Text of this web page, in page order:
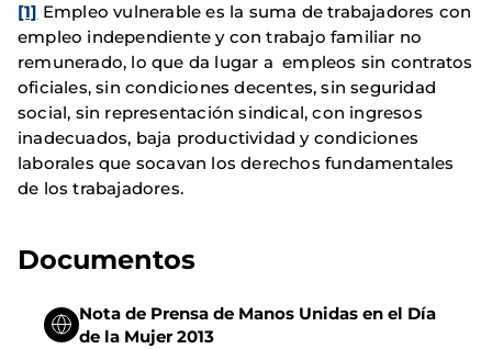
[1] Empleo vulnerable es la suma de trabajadores con
empleo independiente y con trabajo familiar no
remunerado, lo que da lugar a empleos sin contratos
oficiales, sin condiciones decentes, sin seguridad
social, sin representación sindical, con ingresos
inadecuados, baja productividad y condiciones
laborales que socavan los derechos fundamentales
de los trabajadores.
Documentos
Nota de Prensa de Manos Unidas en el Día
de la Mujer 2013